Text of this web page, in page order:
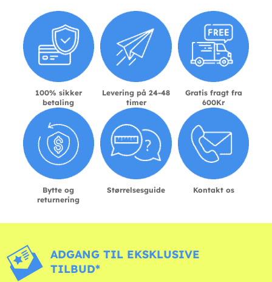
100% sikker
betaling
Levering på 24-48
timer
Gratis fragt fra
600Kr
Bytte og
returnering
Størrelsesguide Kontakt os
ADGANG TIL EKSKLUSIVE
TILBUD*